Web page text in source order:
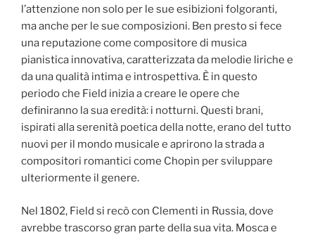
l’attenzione non solo per le sue esibizioni folgoranti,
ma anche per le sue composizioni. Ben presto si fece
una reputazione come compositore di musica
pianistica innovativa, caratterizzata da melodie liriche e
da una qualità intima e introspettiva. È in questo
periodo che Field inizia a creare le opere che
definiranno la sua eredità: i notturni. Questi brani,
ispirati alla serenità poetica della notte, erano del tutto
nuovi per il mondo musicale e aprirono la strada a
compositori romantici come Chopin per sviluppare
ulteriormente il genere.
Nel 1802, Field si recò con Clementi in Russia, dove
avrebbe trascorso gran parte della sua vita. Mosca e